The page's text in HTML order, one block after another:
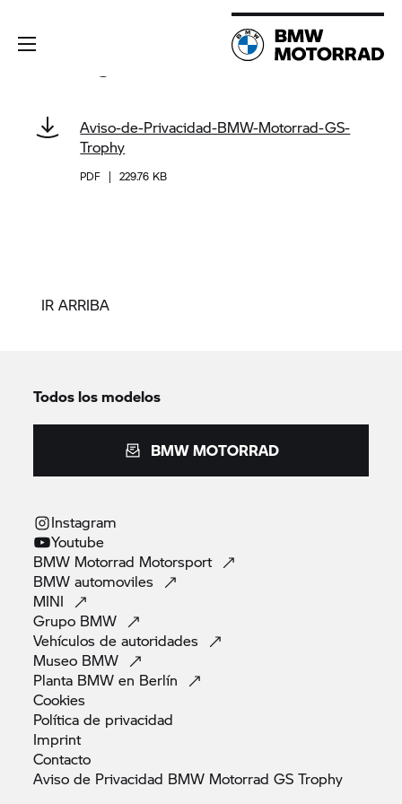
Aviso-de-Privacidad-BMW-Motorrad-GS-
Trophy
PDF | 229.76 KB
IR ARRIBA
Todos los modelos
BMW MOTORRAD
Instagram
Youtube
BMW Motorrad Motorsport
BMWautomoviles
MINI
Grupo BMW
Vehículos deautoridades
Museo BMW
Planta BMW en Berlín
Cookies
Política de privacidad
Imprint
Contacto
Aviso de Privacidad BMW Motorrad GSTrophy